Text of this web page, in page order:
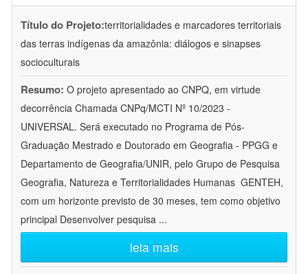
Título do Projeto:territorialidades e marcadores territoriais
das terras indígenas da amazônia: diálogos e sinapses
socioculturais
Resumo: O projeto apresentado ao CNPQ, em virtude
decorrência Chamada CNPq/MCTI Nº 10/2023 -
UNIVERSAL. Será executado no Programa de Pós-
Graduação Mestrado e Doutorado em Geografia - PPGG e
Departamento de Geografia/UNIR, pelo Grupo de Pesquisa
Geografia, Natureza e Territorialidades Humanas  GENTEH,
com um horizonte previsto de 30 meses, tem como objetivo
principal Desenvolver pesquisa ...
leia mais